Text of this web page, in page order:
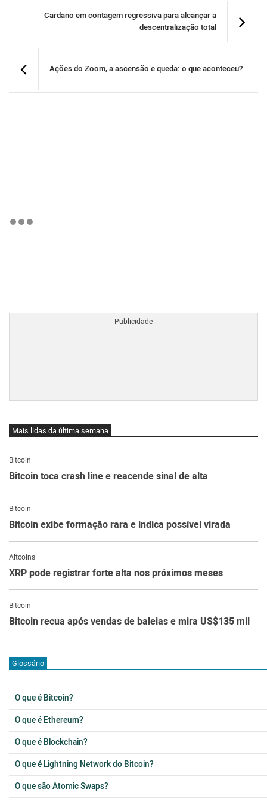
Cardano em contagem regressiva para alcançar a
descentralização total
Ações do Zoom, a ascensão e queda: o que aconteceu?
Mais lidas da última semana
Bitcoin
Bitcoin toca crash line e reacende sinal de alta
Bitcoin
Bitcoin exibe formação rara e indica possível virada
Altcoins
XRP pode registrar forte alta nos próximos meses
Bitcoin
Bitcoin recua após vendas de baleias e mira US$135 mil
Glossário
O que é Bitcoin?
O que é Ethereum?
O que é Blockchain?
O que é Lightning Network do Bitcoin?
O que são Atomic Swaps?